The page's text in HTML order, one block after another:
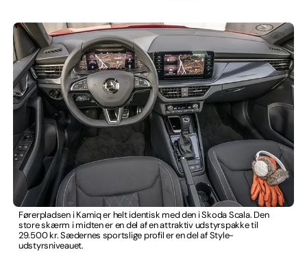
Førerpladsen i Kamiq er helt identisk med den i Skoda Scala. Den
store skærm i midten er en del af en attraktiv udstyrspakke til
29.500 kr. Sædernes sportslige profil er en del af Style-
udstyrsniveauet.